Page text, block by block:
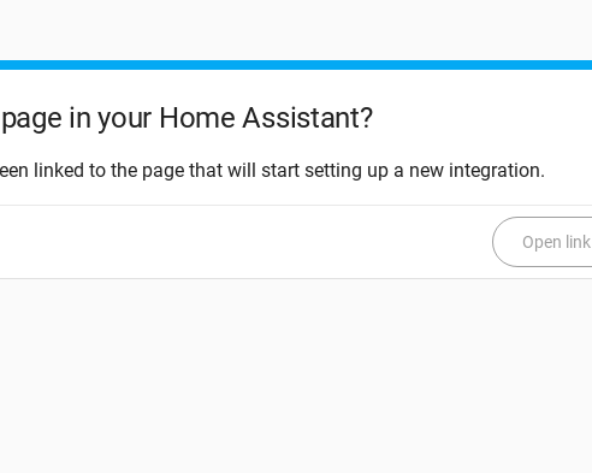
in your Home Assistant?
linked to the page that will start setting up a new integration.
Open link